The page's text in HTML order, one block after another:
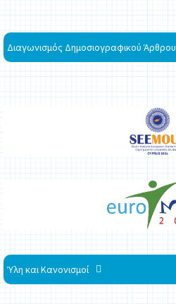
Διαγωνισμός Δημοσιογραφικού Άρθρου
Ύλη και Κανονισμοί